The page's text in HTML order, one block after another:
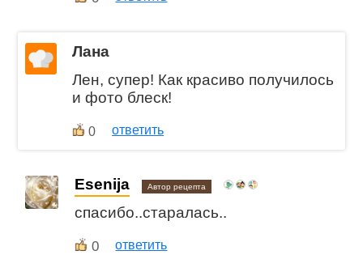
Лана
Лен, супер! Как красиво получилось
и фото блеск!
0 ответить
Esenija Автор рецепта
спасибо..старалась..
0 ответить